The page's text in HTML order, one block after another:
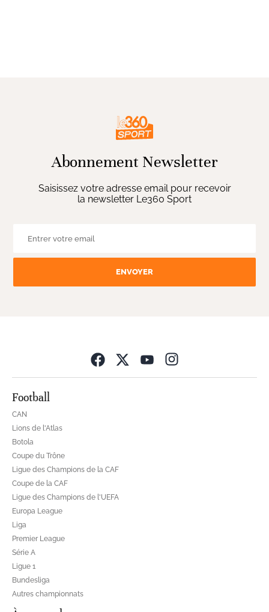
Abonnement Newsletter
Saisissez votre adresse email pour recevoir
la newsletter Le360 Sport
ENVOYER
Football
CAN
Lions de l'Atlas
Botola
Coupe du Trône
Ligue des Champions de la CAF
Coupe de la CAF
Ligue des Champions de l'UEFA
Europa League
Liga
Premier League
Série A
Ligue 1
Bundesliga
Autres championnats